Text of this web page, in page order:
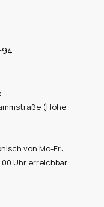
(Höhe
von Mo-Fr:
Uhr erreichbar